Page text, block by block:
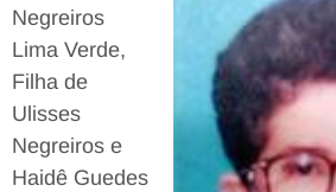
Negreiros
Lima Verde,
Filha de
Ulisses
Negreiros e
Haidê Guedes